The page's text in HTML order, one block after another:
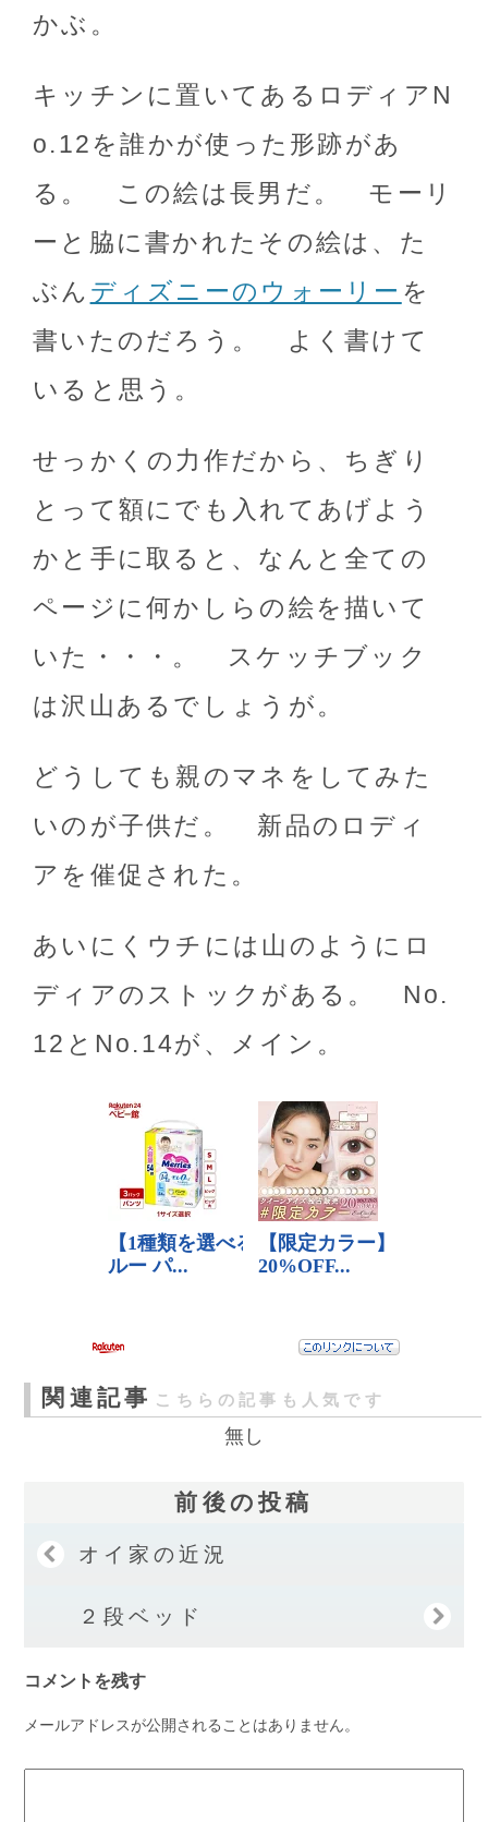
かぶ。
キッチンに置いてあるロディアN
o.12を誰かが使った形跡があ
る。 この絵は長男だ。 モーリ
ーと脇に書かれたその絵は、た
ぶん ディズニーのウォーリー を
書いたのだろう。 よく書けて
いると思う。
せっかくの力作だから、ちぎり
とって額にでも入れてあげよう
かと手に取ると、なんと全ての
ページに何かしらの絵を描いて
いた・・・。 スケッチブック
は沢山あるでしょうが。
どうしても親のマネをしてみた
いのが子供だ。 新品のロディ
アを催促された。
あいにくウチには山のようにロ
ディアのストックがある。 No.
12とNo.14が、メイン。
関連記事 こちらの記事も人気です
無し
前後の投稿
オイ家の近況
２段ベッド
コメントを残す
メールアドレスが公開されることはありません。